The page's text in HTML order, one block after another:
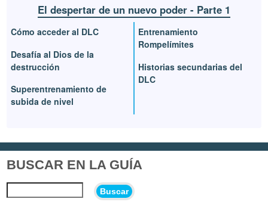
El despertar de un nuevo poder - Parte 1
Cómo acceder al DLC
Desafía al Dios de la
destrucción
Superentrenamiento de
subida de nivel
Entrenamiento
Rompelímites
Historias secundarias del
DLC
BUSCAR EN LA GUÍA
Buscar